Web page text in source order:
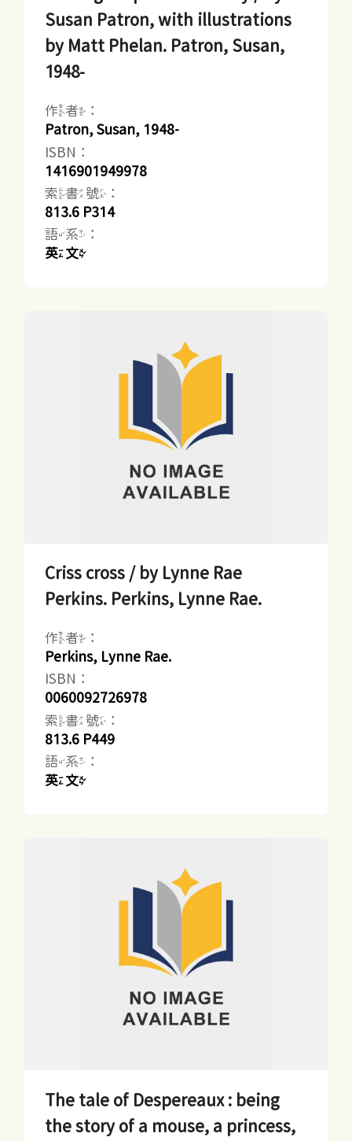
Susan Patron, with illustrations
by Matt Phelan. Patron, Susan,
1948-
作者：
Patron, Susan, 1948-
ISBN：
1416901949978
索書號：
813.6 P314
語系：
英文
Criss cross / by Lynne Rae
Perkins. Perkins, Lynne Rae.
作者：
Perkins, Lynne Rae.
ISBN：
0060092726978
索書號：
813.6 P449
語系：
英文
The tale of Despereaux : being
the story of a mouse, a princess,